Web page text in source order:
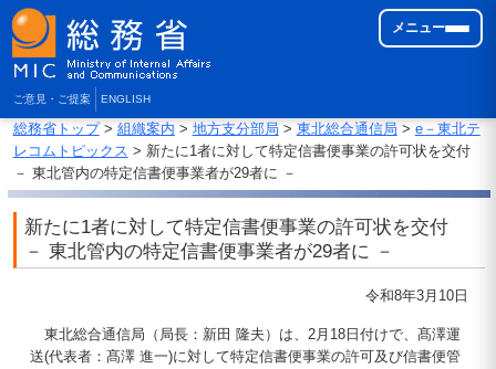
ご意見・ご提案 ENGLISH
メニュー
総務省トップ> 組織案内 > 地方支分部局 > 東北総合通信局 > e－東北テ
レコムトピックス > 新たに1者に対して特定信書便事業の許可状を交付
－ 東北管内の特定信書便事業者が29者に －
新たに1者に対して特定信書便事業の許可状を交付
－ 東北管内の特定信書便事業者が29者に －
令和8年3月10日
東北総合通信局（局長：新田 隆夫）は、2月18日付けで、髙澤運
送(代表者：髙澤 進一)に対して特定信書便事業の許可及び信書便管